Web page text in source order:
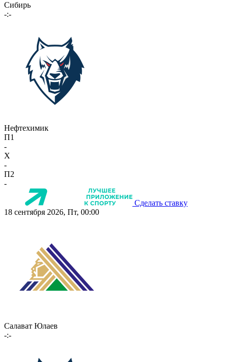
Сибирь
-:-
Нефтехимик
П1
-
X
-
П2
-
Сделать ставку
18 сентября 2026, Пт, 00:00
Салават Юлаев
-:-